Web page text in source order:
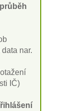
průběh
nar.
IČ)